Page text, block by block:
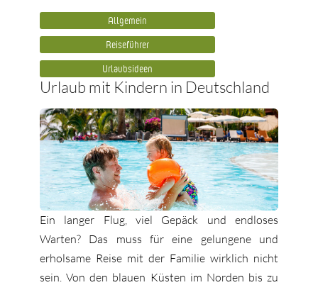
Allgemein
Reiseführer
Urlaubsideen
Urlaub mit Kindern in Deutschland
Ein langer Flug, viel Gepäck und endloses
Warten? Das muss für eine gelungene und
erholsame Reise mit der Familie wirklich nicht
sein. Von den blauen Küsten im Norden bis zu